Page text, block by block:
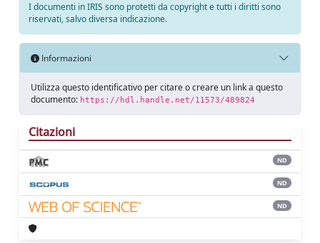
I documenti in IRIS sono protetti da copyright e tutti i diritti sono
riservati, salvo diversa indicazione.
Informazioni
Utilizza questo identificativo per citare o creare un link a questo
documento: https://hdl.handle.net/11573/489824
Citazioni
ND
ND
ND